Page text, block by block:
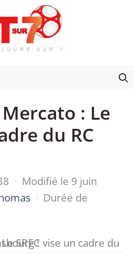
: Le
du RC
· Modifié le 9 juin
· Durée de